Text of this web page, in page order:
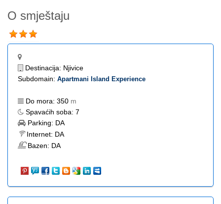
O smještaju
Destinacija: Njivice
Subdomain: Apartmani Island Experience
Do mora: 350 m
Spavaćih soba: 7
Parking: DA
Internet: DA
Bazen: DA